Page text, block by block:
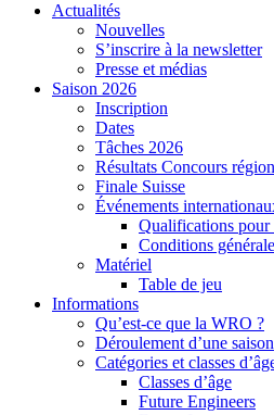
Actualités
Nouvelles
S’inscrire à la newsletter
Presse et médias
Saison 2026
Inscription
Dates
Tâches 2026
Résultats Concours
Finale Suisse
Événements
Qualifications pour
Conditions
Matériel
Table de jeu
Informations
Qu’est-ce que la WRO ?
Déroulement d’une saison
Catégories et classes
Classes d’âge
Future Engineers